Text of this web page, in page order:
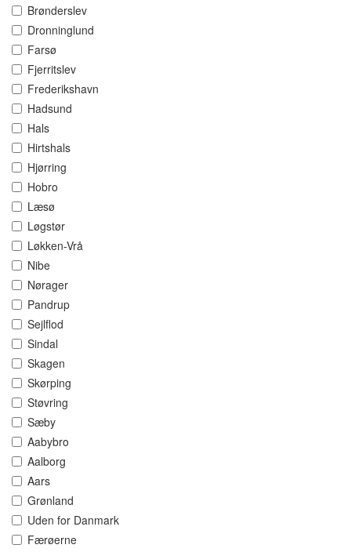
Brønderslev
Dronninglund
Farsø
Fjerritslev
Frederikshavn
Hadsund
Hals
Hirtshals
Hjørring
Hobro
Læsø
Løgstør
Løkken-Vrå
Nibe
Nørager
Pandrup
Sejlflod
Sindal
Skagen
Skørping
Støvring
Sæby
Aabybro
Aalborg
Aars
Grønland
Uden for Danmark
Færøerne